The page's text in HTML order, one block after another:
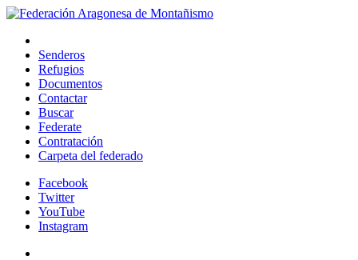
Senderos
Refugios
Documentos
Contactar
Buscar
Federate
Contratación
Carpeta del federado
Facebook
Twitter
YouTube
Instagram